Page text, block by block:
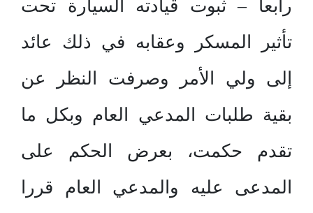
رابعاً – ثبوت قيادته السيارة تحت
تأثير المسكر وعقابه في ذلك عائد
إلى ولي الأمر وصرفت النظر عن
بقية طلبات المدعي العام وبكل ما
تقدم حكمت، بعرض الحكم على
المدعى عليه والمدعي العام قررا